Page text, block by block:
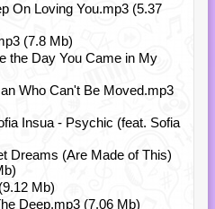
On Loving You.mp3 (5.37
(7.8 Mb)
the Day You Came in My
Who Can't Be Moved.mp3
Insua - Psychic (feat. Sofia
Dreams (Are Made of This)
Mb)
Deep.mp3 (7.06 Mb)